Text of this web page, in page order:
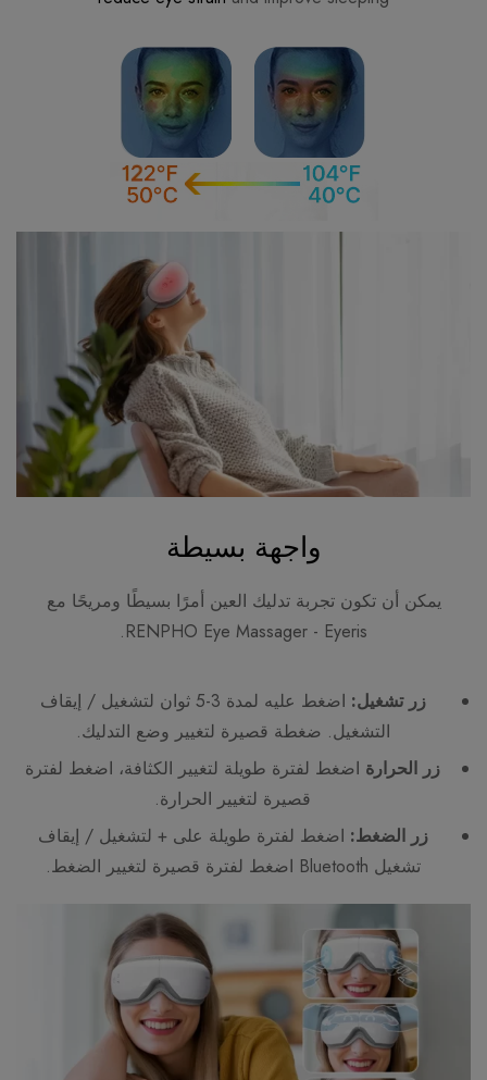
واجهة بسيطة
يمكن أن تكون تجربة تدليك العين أمرًا بسيطًا ومريحًا مع
RENPHO Eye Massager - Eyeris.
زر تشغيل:
اضغط عليه لمدة 3-5 ثوان لتشغيل / إيقاف
التشغيل. ضغطة قصيرة لتغيير وضع التدليك.
زر الحرارة اضغط لفترة طويلة لتغيير الكثافة، اضغط لفترة
قصيرة لتغيير الحرارة.
زر الضغط: اضغط لفترة طويلة على + لتشغيل / إيقاف
تشغيل Bluetooth اضغط لفترة قصيرة لتغيير الضغط.